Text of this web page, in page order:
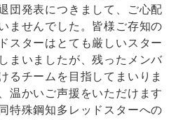
団発表につきまして、ご心配
ませんでした。皆様ご存知の
スターはとても厳しいスター
まいましたが、残ったメンバ
るチームを目指してまいりま
温かいご声援をいただけます
特殊鋼知多レッドスターへの